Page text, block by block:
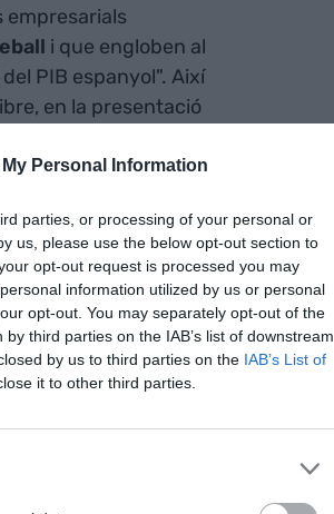
Personal Information
parties, or processing of your personal or
us, please use the below opt-out section to
opt-out request is processed you may
information utilized by us or personal
opt-out. You may separately opt-out of the
third parties on the IAB’s list of downstream
by us to third parties on the IAB’s List of
it to other third parties.
empresarials
i que engloben al
PIB espanyol". Així
en la presentació
mesos i amb la
Panés a la seu de
agrupació i com
que hi formen
la Pime de